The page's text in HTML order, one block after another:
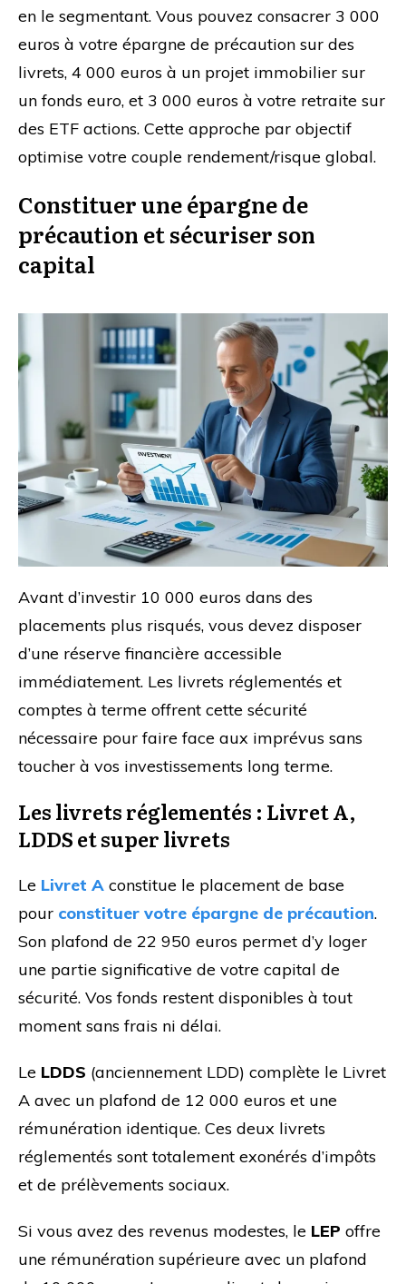
en le segmentant. Vous pouvez consacrer 3 000
euros à votre épargne de précaution sur des
livrets, 4 000 euros à un projet immobilier sur
un fonds euro, et 3 000 euros à votre retraite sur
des ETF actions. Cette approche par objectif
optimise votre couple rendement/risque global.
Constituer une épargne de
précaution et sécuriser son
capital
Avant d’investir 10 000 euros dans des
placements plus risqués, vous devez disposer
d’une réserve financière accessible
immédiatement. Les livrets réglementés et
comptes à terme offrent cette sécurité
nécessaire pour faire face aux imprévus sans
toucher à vos investissements long terme.
Les livrets réglementés : Livret A,
LDDS et super livrets
Le Livret A constitue le placement de base
pour constituer votre épargne de précaution.
Son plafond de 22 950 euros permet d’y loger
une partie significative de votre capital de
sécurité. Vos fonds restent disponibles à tout
moment sans frais ni délai.
Le LDDS (anciennement LDD) complète le Livret
A avec un plafond de 12 000 euros et une
rémunération identique. Ces deux livrets
réglementés sont totalement exonérés d’impôts
et de prélèvements sociaux.
Si vous avez des revenus modestes, le LEP offre
une rémunération supérieure avec un plafond